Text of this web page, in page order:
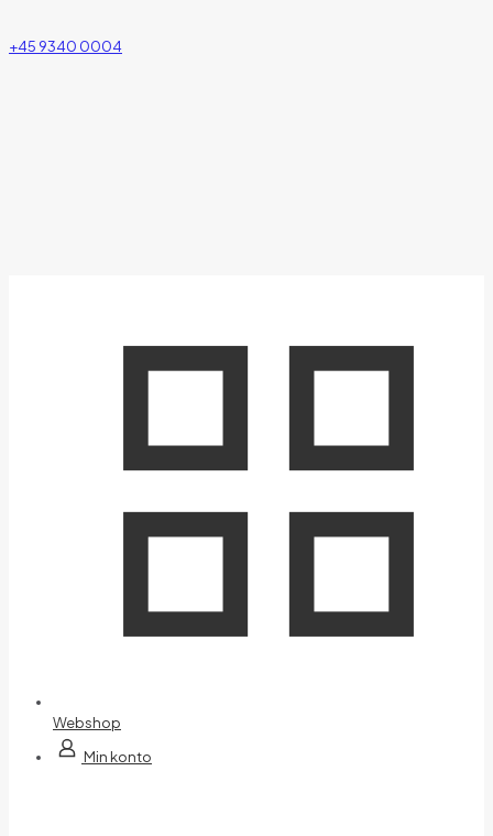
+45 9340 0004
Webshop
Min konto